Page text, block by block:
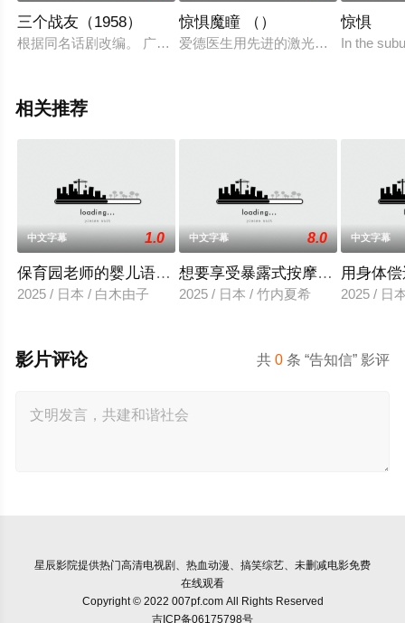
三个战友（1958）
根据同名话剧改编。 广东省潮安县东桥乡支部书记、信用合作
惊惧魔瞳 （）
爱德医生用先进的激光纳米技术为弟
惊惧
In the
相关推荐
中文字幕 1.0
保育园老师的婴儿语让人超兴奋
2025 / 日本 / 白木由子
中文字幕 8.0
想要享受暴露式按摩的已婚女子
2025 / 日本 / 竹内夏希
中文字幕
用身体
2025 / 日
共0 条 “告知信” 影评
影片评论
星辰影院提供热门高清电视剧、热血动漫、搞笑综艺、未删减电影免费
在线观看
Copyright © 2022 007pf.com All Rights Reserved
吉ICP备06175798号